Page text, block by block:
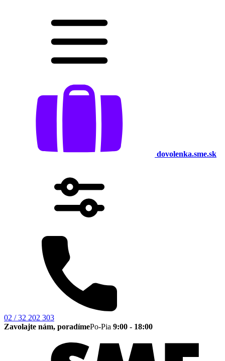
dovolenka.sme.sk
02 / 32 202 303
Zavolajte nám, poradímePo-Pia 9:00 - 18:00